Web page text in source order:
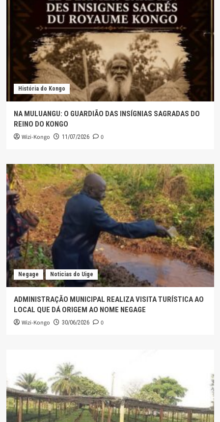
História do Kongo
NA MULUANGU: O GUARDIÃO DAS INSÍGNIAS SAGRADAS DO
REINO DO KONGO
Wizi-Kongo 11/07/2026 0
Negage Noticias do Uige
ADMINISTRAÇÃO MUNICIPAL REALIZA VISITA TURÍSTICA AO
LOCAL QUE DÁ ORIGEM AO NOME NEGAGE
Wizi-Kongo 30/06/2026 0